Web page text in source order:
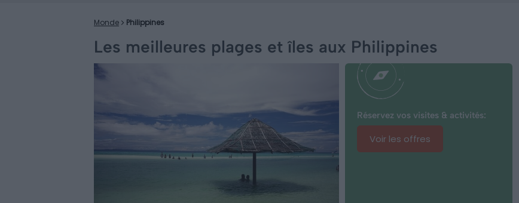
Monde Philippines
Les meilleures plages et îles aux Philippines
Réservez vos visites & activités:
Voir les offres